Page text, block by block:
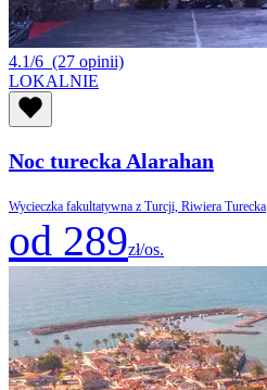
4.1/6 (27 opinii)
LOKALNIE
Noc turecka Alarahan
Wycieczka fakultatywna z Turcji, Riwiera Turecka
od 289zł/os.